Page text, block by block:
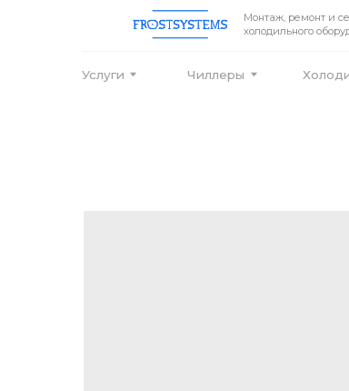
Монтаж, ремонт и сервис
холодильного оборудования